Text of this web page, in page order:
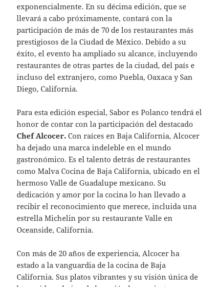
exponencialmente. En su décima edición, que se
llevará a cabo próximamente, contará con la
participación de más de 70 de los restaurantes más
prestigiosos de la Ciudad de México. Debido a su
éxito, el evento ha ampliado su alcance, incluyendo
restaurantes de otras partes de la ciudad, del país e
incluso del extranjero, como Puebla, Oaxaca y San
Diego, California.
Para esta edición especial, Sabor es Polanco tendrá el
honor de contar con la participación del destacado
Chef Alcocer. Con raíces en Baja California, Alcocer
ha dejado una marca indeleble en el mundo
gastronómico. Es el talento detrás de restaurantes
como Malva Cocina de Baja California, ubicado en el
hermoso Valle de Guadalupe mexicano. Su
dedicación y amor por la cocina lo han llevado a
recibir el reconocimiento que merece, incluida una
estrella Michelin por su restaurante Valle en
Oceanside, California.
Con más de 20 años de experiencia, Alcocer ha
estado a la vanguardia de la cocina de Baja
California. Sus platos vibrantes y su visión única de